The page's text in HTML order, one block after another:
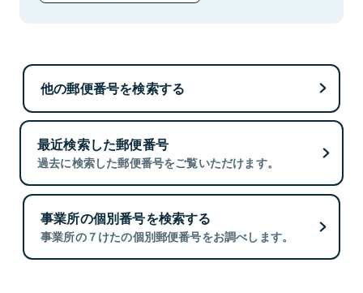
他の郵便番号を検索する
最近検索した郵便番号
過去に検索した郵便番号をご覧いただけます。
事業所の個別番号を検索する
事業所の７けたの個別郵便番号をお調べします。